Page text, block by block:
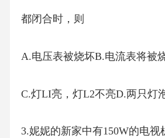
都闭合时，则
A.电压表被烧坏B.电流表将被
C.灯LI亮，灯L2不亮D.两只灯
3.妮妮的新家中有150W的电视